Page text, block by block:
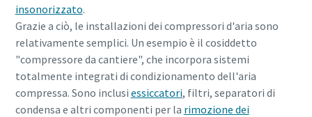
insonorizzato.
Grazie a ciò, le installazioni dei compressori d'aria sono
relativamente semplici. Un esempio è il cosiddetto
"compressore da cantiere", che incorpora sistemi
totalmente integrati di condizionamento dell'aria
compressa. Sono inclusi essiccatori, filtri, separatori di
condensa e altri componenti per la rimozione dei